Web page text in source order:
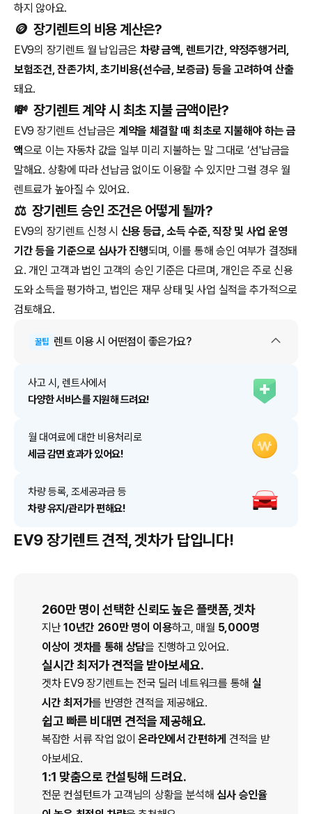
하지 않아요.
🪙 장기렌트의 비용 계산은?
EV9의 장기렌트 월 납입금은 차량 금액, 렌트기간, 약정주행거리,
보험조건, 잔존가치, 초기비용(선수금, 보증금) 등을 고려하여 산출
돼요.
💸 장기렌트 계약 시 최초 지불 금액이란?
EV9 장기렌트 선납금은 계약을 체결할 때 최초로 지불해야 하는 금
액으로 이는 자동차 값을 일부 미리 지불하는 말 그대로 ‘선'납금을
말해요. 상황에 따라 선납금 없이도 이용할 수 있지만 그럴 경우 월
렌트료가 높아질 수 있어요.
⚖️ 장기렌트 승인 조건은 어떻게 될까?
EV9의 장기렌트 신청 시 신용 등급, 소득 수준, 직장 및 사업 운영
기간 등을 기준으로 심사가 진행되며, 이를 통해 승인 여부가 결정돼
요. 개인 고객과 법인 고객의 승인 기준은 다르며, 개인은 주로 신용
도와 소득을 평가하고, 법인은 재무 상태 및 사업 실적을 추가적으로
검토해요.
꿀팁 렌트 이용 시 어떤점이 좋은가요?
사고 시, 렌트사에서
다양한 서비스를 지원해 드려요!
월 대여료에 대한 비용처리로
세금 감면 효과가 있어요!
차량 등록, 조세공과금 등
차량 유지/관리가 편해요!
EV9 장기렌트 견적, 겟차가 답입니다!
260만 명이 선택한 신뢰도 높은 플랫폼, 겟차
지난10년간 260만 명이 이용하고, 매월 5,000명
이상이 겟차를 통해 상담을 진행하고 있어요.
실시간 최저가 견적을 받아보세요.
겟차 EV9 장기렌트는 전국 딜러 네트워크를 통해 실
시간 최저가를 반영한 견적을 제공해요.
쉽고 빠른 비대면 견적을 제공해요.
복잡한 서류 작업 없이온라인에서 간편하게 견적을 받
아보세요.
1:1 맞춤으로 컨설팅해 드려요.
전문 컨설턴트가 고객님의 상황을 분석해 심사 승인율